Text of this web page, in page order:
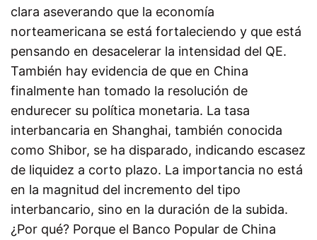
clara aseverando que la economía
norteamericana se está fortaleciendo y que está
pensando en desacelerar la intensidad del QE.
También hay evidencia de que en China
finalmente han tomado la resolución de
endurecer su política monetaria. La tasa
interbancaria en Shanghai, también conocida
como Shibor, se ha disparado, indicando escasez
de liquidez a corto plazo. La importancia no está
en la magnitud del incremento del tipo
interbancario, sino en la duración de la subida.
¿Por qué? Porque el Banco Popular de China